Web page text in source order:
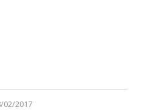
02/2017